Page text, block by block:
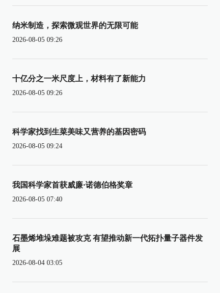
纳米制造，探索微观世界的无限可能
2026-08-05 09:26
十亿分之一米尺度上，材料有了新能力
2026-08-05 09:26
科学家找到生菜美味又营养的基因密码
2026-08-05 09:24
我国科学家首获威廉·诺德伯格奖章
2026-08-05 07:40
石墨烯堆垛难题被攻克 有望推动新一代拓扑量子器件发
展
2026-08-04 03:05